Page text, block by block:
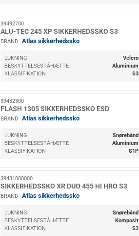
39492700
ALU-TEC 245 XP SIKKERHEDSSKO S3
BRAND Atlas sikkerhedssko
LUKNING
Velcro
BESKYTTELSESTÅHÆTTE
Aluminium
KLASSIFIKATION
S3
39432300
FLASH 1305 SIKKERHEDSSKO ESD
BRAND Atlas sikkerhedssko
LUKNING
Snørebånd
BESKYTTELSESTÅHÆTTE
Aluminium
KLASSIFIKATION
S1P
39431000000
SIKKERHEDSSKO XR DUO 455 HI HRO S3
BRAND Atlas sikkerhedssko
LUKNING
Snørebånd
BESKYTTELSESTÅHÆTTE
Komposit
KLASSIFIKATION
S3